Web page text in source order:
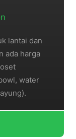
lantai dan
ada harga
water